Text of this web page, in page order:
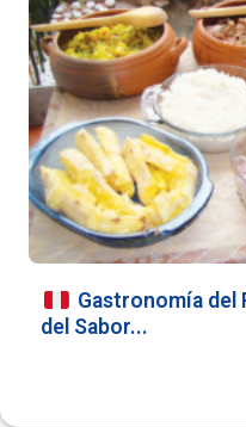
Gastronomía del
del Sabor...